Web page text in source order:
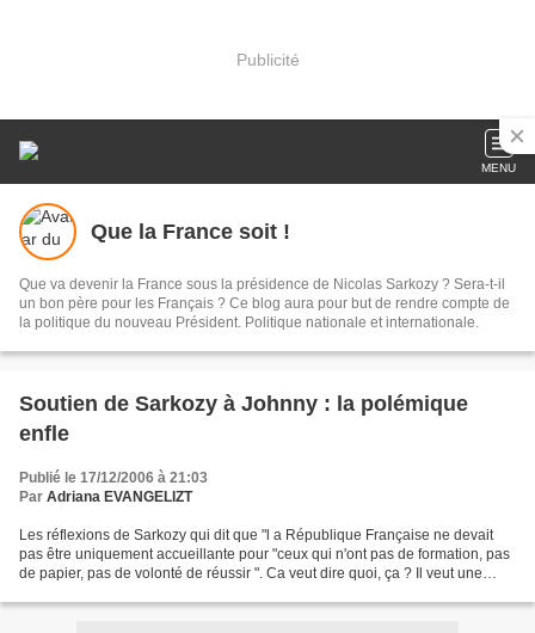
Publicité
MENU
Que la France soit !
Que va devenir la France sous la présidence de Nicolas Sarkozy ? Sera-t-il
un bon père pour les Français ? Ce blog aura pour but de rendre compte de
la politique du nouveau Président. Politique nationale et internationale.
Soutien de Sarkozy à Johnny : la polémique
enfle
Publié le 17/12/2006 à 21:03
Par Adriana EVANGELIZT
Les réflexions de Sarkozy qui dit que "l a République Française ne devait
pas être uniquement accueillante pour "ceux qui n'ont pas de formation, pas
de papier, pas de volonté de réussir ". Ca veut dire quoi, ça ? Il veut une